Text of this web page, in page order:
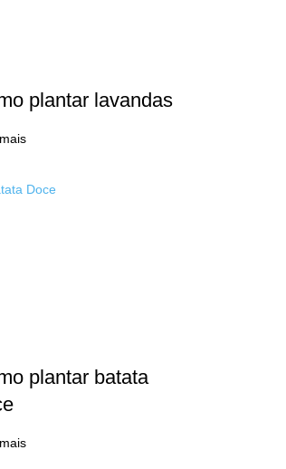
plantar lavandas
plantar batata